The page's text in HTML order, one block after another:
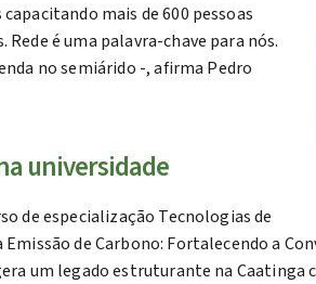
mais de 600 pessoas
é uma palavra-chave para nós.
no semiárido -, afirma Pedro
universidade
de especialização Tecnologias de
Emissão de Carbono: Fortalecendo a
um legado estruturante na Caatinga